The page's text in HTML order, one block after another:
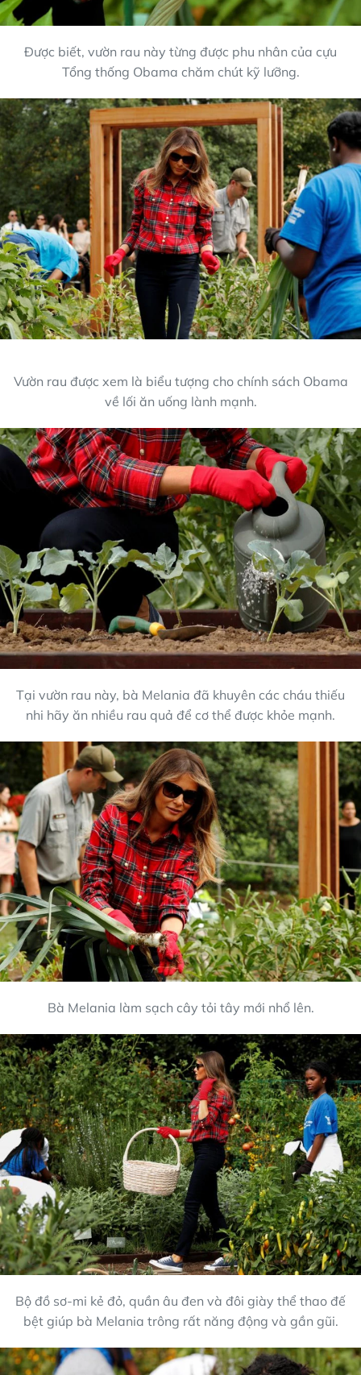
Được biết, vườn rau này từng được phu nhân của cựu
Tổng thống Obama chăm chút kỹ lưỡng.
Vườn rau được xem là biểu tượng cho chính sách Obama
về lối ăn uống lành mạnh.
Tại vườn rau này, bà Melania đã khuyên các cháu thiếu
nhi hãy ăn nhiều rau quả để cơ thể được khỏe mạnh.
Bà Melania làm sạch cây tỏi tây mới nhổ lên.
Bộ đồ sơ-mi kẻ đỏ, quần âu đen và đôi giày thể thao đế
bệt giúp bà Melania trông rất năng động và gần gũi.